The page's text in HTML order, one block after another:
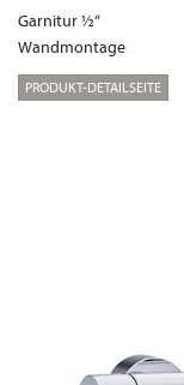
Garnitur ½“
Wandmontage
PRODUKT-DETAILSEITE